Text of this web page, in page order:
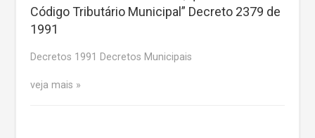
Código Tributário Municipal” Decreto 2379 de
1991
Decretos 1991 Decretos Municipais
veja mais